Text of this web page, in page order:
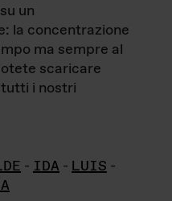
un
la concentrazione
ma sempre al
scaricare
i nostri
- IDA - LUIS -